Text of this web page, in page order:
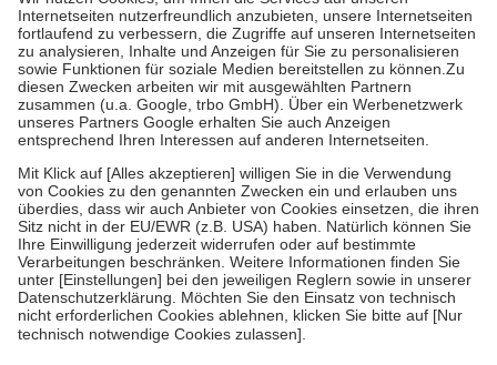
Kosten der Leistung zu entrichten.
Diese Regeln gelten grundsätzlich auch für Online-Apotheken.
Bei Heilmitteln und häuslicher Krankenpflege beträgt die
Zuzahlung zehn Prozent der Kosten sowie zehn Euro je
Verordnung.
Um das Engagement der Versicherten für ihre eigene Gesundheit zu
stärken und die besondere Stellung der Familie zu unterstützen,
fallenkeine Zuzahlungenan bei:
• Kindern und Jugendlichen bis zum vollendeten 18. Lebensjahr
mit Ausnahme der Fahrkosten
• Untersuchungen zur Vorsorge und Früherkennung, die von der
GKV getragen werden
• empfohlenen Schutzimpfungen
• Harn- und Blutteststreifen